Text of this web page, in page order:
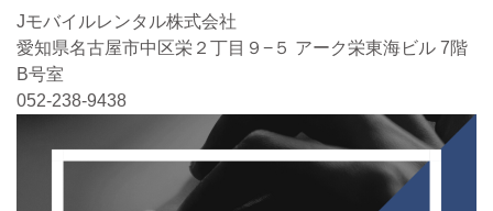
Jモバイルレンタル株式会社
愛知県名古屋市中区栄２丁目９−５ アーク栄東海ビル 7階
B号室
052-238-9438